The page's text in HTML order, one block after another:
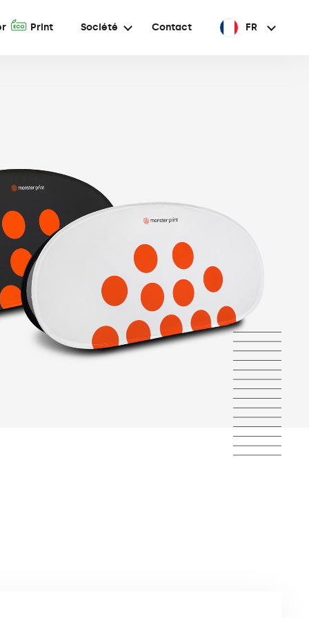
A Print Société Contact FR